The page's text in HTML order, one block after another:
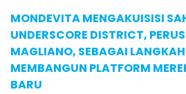
MONDEVITA MENGAKUISISI
UNDERSCORE DISTRICT,
MAGLIANO, SEBAGAI
MEMBANGUN PLATFORM
BARU